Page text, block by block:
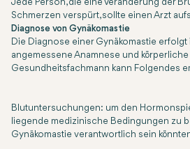
Jede Person, die eine Veränderung der
Schmerzen verspürt, sollte einen Arzt
Diagnose von Gynäkomastie
Die Diagnose einer Gynäkomastie
angemessene Anamnese und
Gesundheitsfachmann kann Folgendes
Blutuntersuchungen: um den
liegende medizinische Bedingungen zu
Gynäkomastie verantwortlich sein